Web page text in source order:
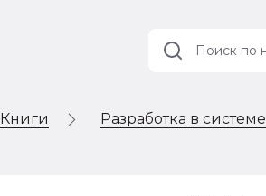
Книги Разработка в